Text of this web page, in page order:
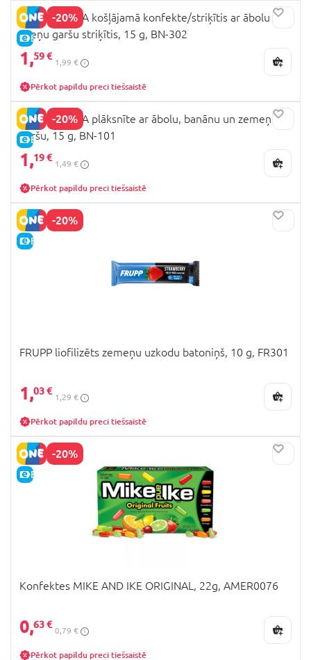
-20%
E-CENA
BUNNY NINJA košļājamā konfekte/striķītis ar ābolu un
aveņu garšu striķītis, 15 g, BN-302
1,59 €
1,99 €
Pērkot papildu preci tiešsaistē
-20%
E-CENA
BUNNY NINJA plāksnīte ar ābolu, banānu un zemeņu
garšu, 15 g, BN-101
1,19 €
1,49 €
Pērkot papildu preci tiešsaistē
-20%
E-CENA
FRUPP liofilizēts zemeņu uzkodu batoniņš, 10 g, FR301
1,03 €
1,29 €
Pērkot papildu preci tiešsaistē
-20%
E-CENA
Konfektes MIKE AND IKE ORIGINAL, 22g, AMER0076
0,63 €
0,79 €
Pērkot papildu preci tiešsaistē